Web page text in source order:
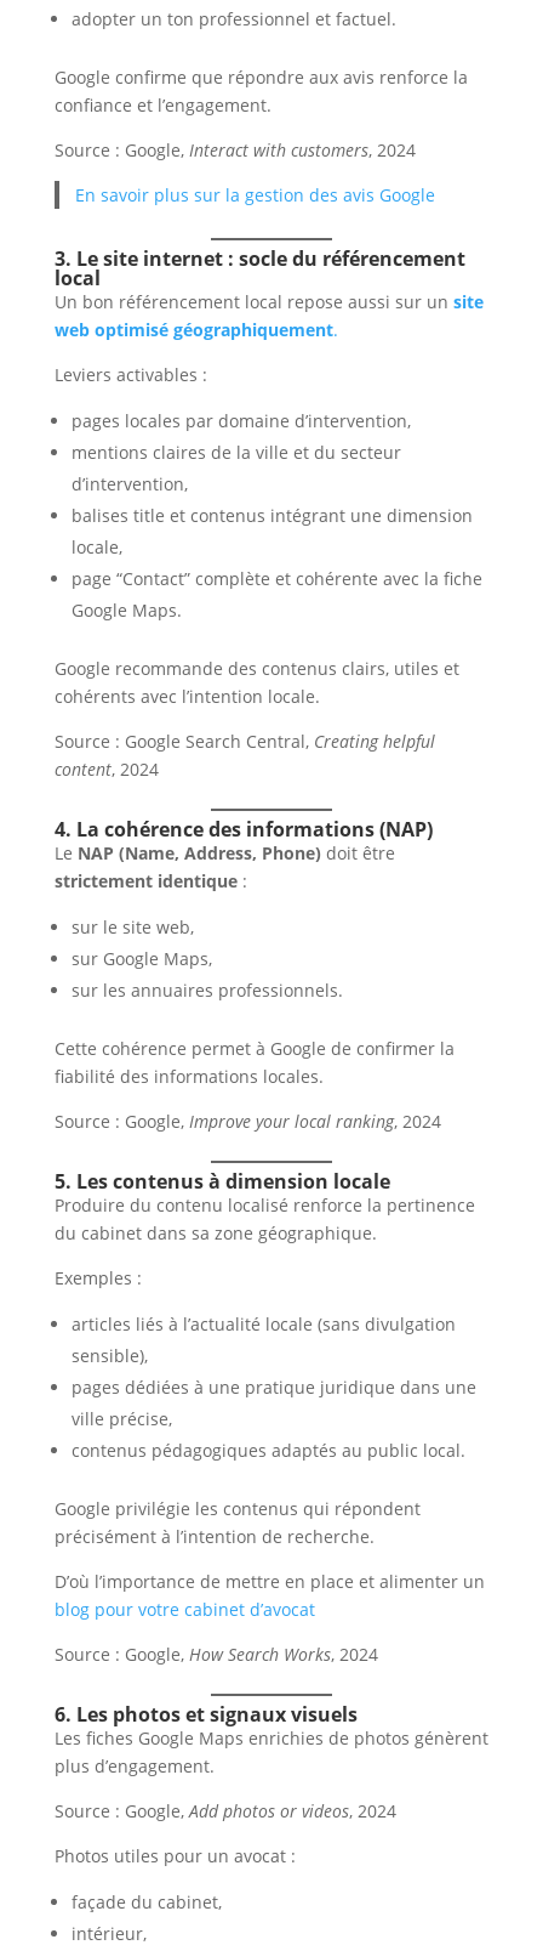
adopter un ton professionnel et factuel.
Google confirme que répondre aux avis renforce la
confiance et l’engagement.
Source : Google, Interact with customers, 2024
En savoir plus sur la gestion des avis Google
3. Le site internet : socle du référencement
local
Un bon référencement local repose aussi sur un site
web optimisé géographiquement.
Leviers activables :
pages locales par domaine d’intervention,
mentions claires de la ville et du secteur
d’intervention,
balises title et contenus intégrant une dimension
locale,
page “Contact” complète et cohérente avec la fiche
Google Maps.
Google recommande des contenus clairs, utiles et
cohérents avec l’intention locale.
Source : Google Search Central, Creating helpful
content, 2024
4. La cohérence des informations (NAP)
Le NAP (Name, Address, Phone) doit être
strictement identique:
sur le site web,
sur Google Maps,
sur les annuaires professionnels.
Cette cohérence permet à Google de confirmer la
fiabilité des informations locales.
Source : Google, Improve your local ranking, 2024
5. Les contenus à dimension locale
Produire du contenu localisé renforce la pertinence
du cabinet dans sa zone géographique.
Exemples :
articles liés à l’actualité locale (sans divulgation
sensible),
pages dédiées à une pratique juridique dans une
ville précise,
contenus pédagogiques adaptés au public local.
Google privilégie les contenus qui répondent
précisément à l’intention de recherche.
D’où l’importance de mettre en place et alimenter un
blog pour votre cabinet d’avocat
Source : Google, How Search Works, 2024
6. Les photos et signaux visuels
Les fiches Google Maps enrichies de photos génèrent
plus d’engagement.
Source : Google,Add photos or videos, 2024
Photos utiles pour un avocat :
façade du cabinet,
intérieur,